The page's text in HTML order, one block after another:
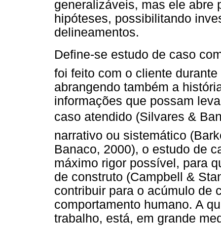
generalizáveis, mas ele abre
hipóteses, possibilitando
delineamentos.
Define-se estudo de caso
foi feito com o cliente
abrangendo também a
informações que possam
caso atendido (Silvares &
narrativo ou sistemático
Banaco, 2000), o estudo de
máximo rigor possível, para
de construto (Campbell &
contribuir para o acúmulo de
comportamento humano. A
trabalho, está, em grande